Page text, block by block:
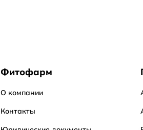
Фитофарм
О компании
Контакты